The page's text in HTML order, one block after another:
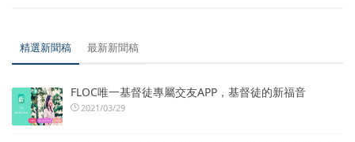
精選新聞稿 最新新聞稿
FLOC唯一基督徒專屬交友APP，基督徒的新福音
2021/03/29